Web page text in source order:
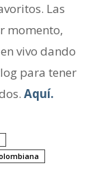
Las
momento,
vivo dando
para tener
Aquí.